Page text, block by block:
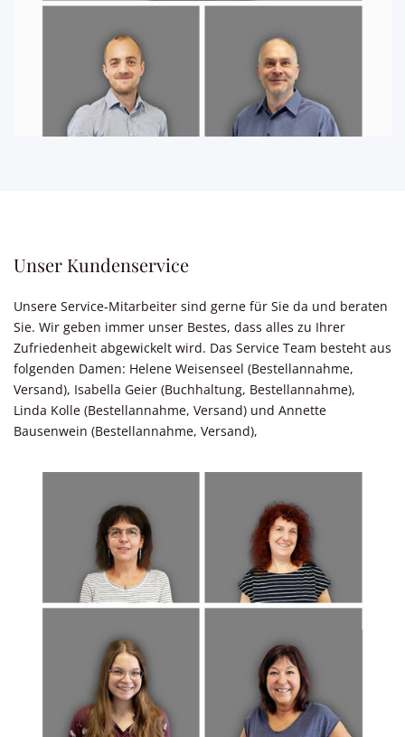
Unser Kundenservice
Unsere Service-Mitarbeiter sind gerne für Sie da und beraten
Sie. Wir geben immer unser Bestes, dass alles zu Ihrer
Zufriedenheit abgewickelt wird. Das Service Team besteht aus
folgenden Damen: Helene Weisenseel (Bestellannahme,
Versand), Isabella Geier (Buchhaltung, Bestellannahme),
Linda Kolle (Bestellannahme, Versand) und Annette
Bausenwein (Bestellannahme, Versand),